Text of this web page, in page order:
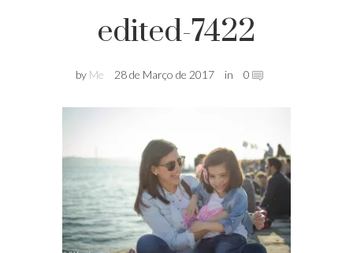
edited-7422
by Me 28 de Março de 2017 in 0